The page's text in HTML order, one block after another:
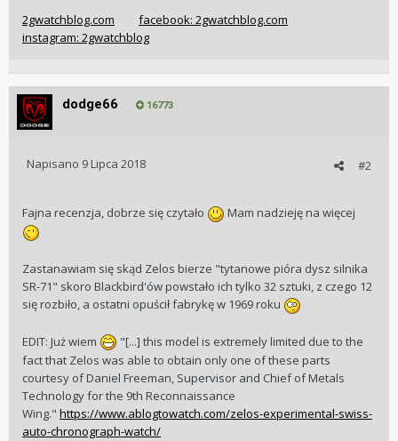
2gwatchblog.com
facebook: 2gwatchblog.com
instagram: 2gwatchblog
dodge66 16773
#2
Napisano 9 Lipca 2018
Fajna recenzja, dobrze się czytało Mam nadzieję na więcej
Zastanawiam się skąd Zelos bierze "tytanowe pióra dysz silnika
SR-71" skoro Blackbird'ów powstało ich tylko 32 sztuki, z czego 12
się rozbiło, a ostatni opuścił fabrykę w 1969 roku
EDIT: Już wiem
"[...] this model is extremely limited due to the
fact that Zelos was able to obtain only one of these parts
courtesy of Daniel Freeman, Supervisor and Chief of Metals
Technology for the 9th Reconnaissance
Wing." https://www.ablogtowatch.com/zelos-experimental-swiss-
auto-chronograph-watch/